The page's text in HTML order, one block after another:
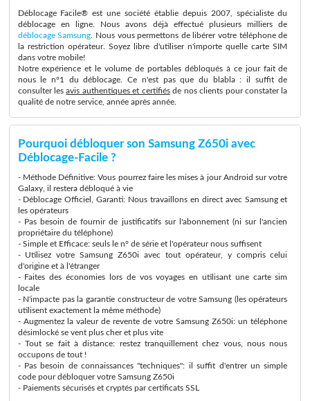
Déblocage Facile® est une société établie depuis 2007, spécialiste du
déblocage en ligne. Nous avons déjà effectué plusieurs milliers de
déblocage Samsung . Nous vous permettons de libérer votre téléphone de
la restriction opérateur. Soyez libre d'utiliser n'importe quelle carte SIM
dans votre mobile!
Notre expérience et le volume de portables débloqués à ce jour fait de
nous le n°1 du déblocage. Ce n'est pas que du blabla : il suffit de
consulter lesavis authentiques et certifiésde nos clients pour constater la
qualité de notre service, année après année.
Pourquoi débloquer son Samsung Z650i avec
Déblocage-Facile ?
- Méthode Définitive: Vous pourrez faire les mises à jour Android sur votre
Galaxy, il restera débloqué à vie
- Déblocage Officiel, Garanti: Nous travaillons en direct avec Samsung et
les opérateurs
- Pas besoin de fournir de justificatifs sur l'abonnement (ni sur l'ancien
propriétaire du téléphone)
- Simple et Efficace: seuls le n° de série et l'opérateur nous suffisent
- Utilisez votre Samsung Z650i avec tout opérateur, y compris celui
d'origine et à l'étranger
- Faites des économies lors de vos voyages en utilisant une carte sim
locale
- N'impacte pas la garantie constructeur de votre Samsung (les opérateurs
utilisent exactement la même méthode)
- Augmentez la valeur de revente de votre Samsung Z650i: un téléphone
désimlocké se vent plus cher et plus vite
- Tout se fait à distance: restez tranquillement chez vous, nous nous
occupons de tout !
- Pas besoin de connaissances "techniques": il suffit d'entrer un simple
code pour débloquer votre Samsung Z650i
- Paiements sécurisés et cryptés par certificats SSL